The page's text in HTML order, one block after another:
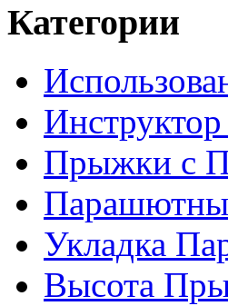
Категории
Прыжки с
Укладка
Высота